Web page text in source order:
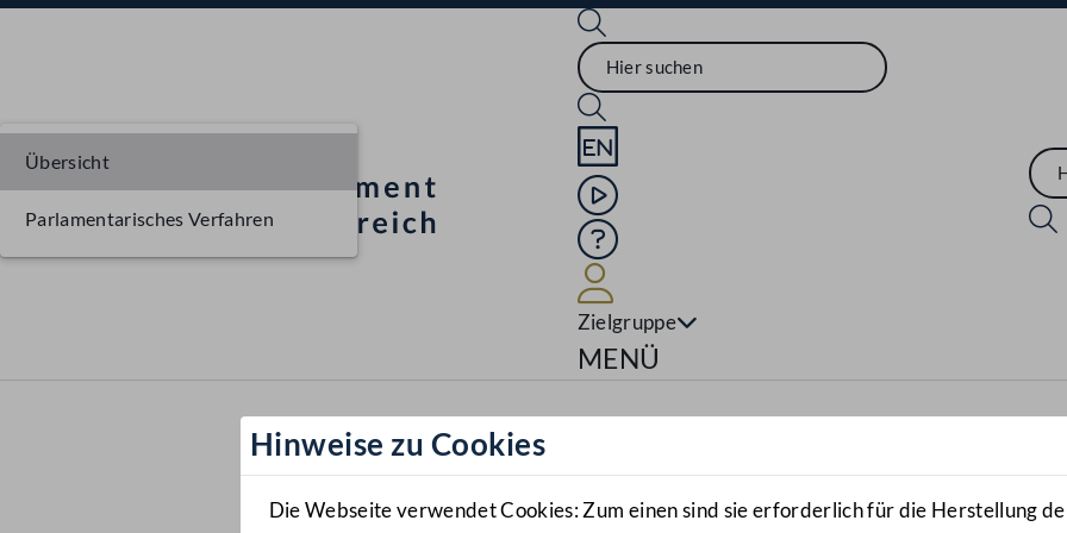
Sprache English
Mediathek
Hilfe
Zielgruppe
Navigationsmenü öffnen
MENÜ
Hinweise zu Cookies
Die Webseite verwendet Cookies: Zum einen sind sie erforderlich für die Herstellung
Übersicht
Parlamentarisches Verfahren